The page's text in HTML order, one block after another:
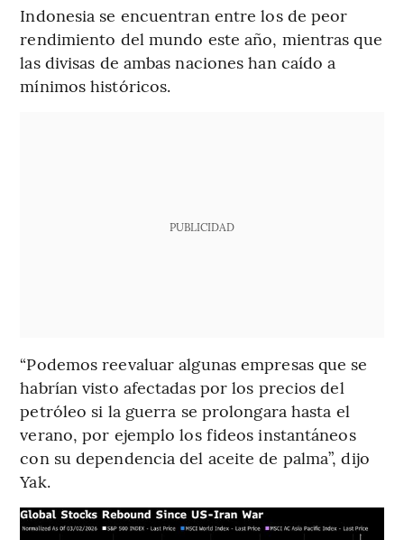
Indonesia se encuentran entre los de peor
rendimiento del mundo este año, mientras que
las divisas de ambas naciones han caído a
mínimos históricos.
PUBLICIDAD
“Podemos reevaluar algunas empresas que se
habrían visto afectadas por los precios del
petróleo si la guerra se prolongara hasta el
verano, por ejemplo los fideos instantáneos
con su dependencia del aceite de palma”, dijo
Yak.